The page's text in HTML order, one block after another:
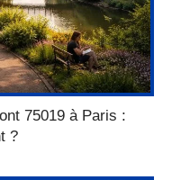
75019 à Paris :
?